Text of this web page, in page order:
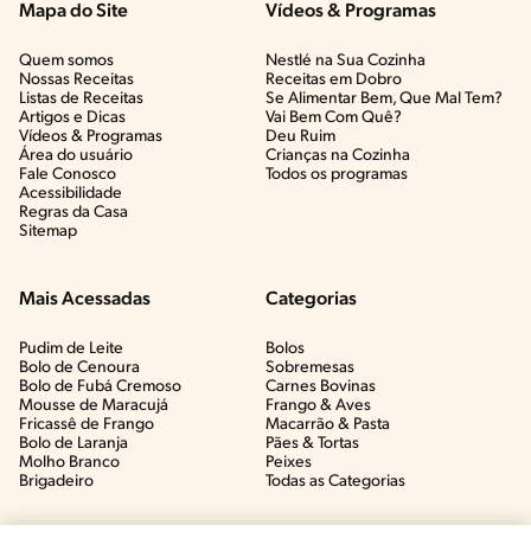
Mapa do Site
Quem somos
Nossas Receitas
Listas de Receitas​
Artigos e Dicas​
Vídeos & Programas​
Área do usuário
Fale Conosco
Acessibilidade
Regras da Casa
Sitemap
Vídeos & Programas​
Nestlé na Sua Cozinha
Receitas em Dobro
Se Alimentar Bem, Que Mal Tem?​
Vai Bem Com Quê?​
Deu Ruim​
Crianças na Cozinha​
Todos os programas
Mais Acessadas
Pudim de Leite
Bolo de Cenoura
Bolo de Fubá Cremoso
Mousse de Maracujá
Fricassê de Frango
Bolo de Laranja
Molho Branco
Brigadeiro
Categorias
Bolos
Sobremesas
Carnes Bovinas​
Frango & Aves​
Macarrão & Pasta​
Pães & Tortas​
Peixes
Todas as Categorias